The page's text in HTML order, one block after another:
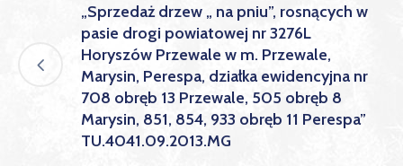
„Sprzedaż drzew „ na pniu”, rosnących w
pasie drogi powiatowej nr 3276L
Horyszów Przewale w m. Przewale,
Marysin, Perespa, działka ewidencyjna nr
708 obręb 13 Przewale, 505 obręb 8
Marysin, 851, 854, 933 obręb 11 Perespa”
TU.4041.09.2013.MG